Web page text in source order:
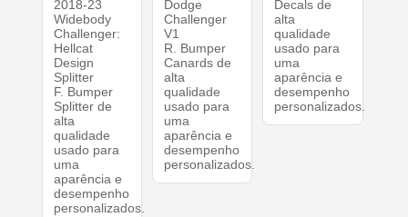
2018-23
Widebody
Challenger:
Hellcat
Design
Splitter
F. Bumper
Splitter de
alta
qualidade
usado para
uma
aparência e
desempenho
personalizados.
Dodge
Challenger
V1
R. Bumper
Canards de
alta
qualidade
usado para
uma
aparência e
desempenho
personalizados.
Decals de
alta
qualidade
usado para
uma
aparência e
desempenho
personalizados.